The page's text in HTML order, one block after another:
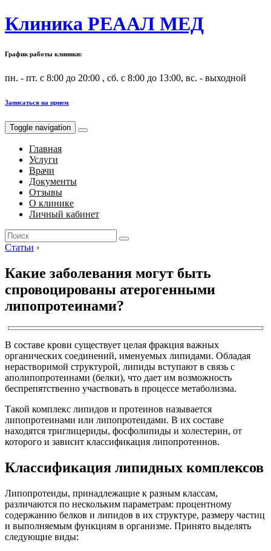
Клиника РЕААЛ МЕД
График работы клиники:
пн. - пт. с 8:00 до 20:00 , сб. с 8:00 до 13:00, вс. - выходной
Записаться на прием
Toggle navigation
Главная
Услуги
Врачи
Документы
Отзывы
О клинике
Личный кабинет
Search
for:
Статьи ›
Какие заболевания могут быть
спровоцированы атерогенными
липопротеинами?
В составе крови существует целая фракция важных
органических соединений, именуемых липидами. Обладая
нерастворимой структурой, липиды вступают в связь с
аполипопротеинами (белки), что дает им возможность
беспрепятственно участвовать в процессе метаболизма.
Такой комплекс липидов и протеинов называется
липопротеинами или липопротеидами. В их составе
находятся триглицериды, фосфолипиды и холестерин, от
которого и зависит классификация липопротеинов.
Классификация липидных комплексов
Липопротеиды, принадлежащие к разным классам,
различаются по нескольким параметрам: процентному
содержанию белков и липидов в их структуре, размеру частиц
и выполняемым функциям в организме. Принято выделять
следующие виды: